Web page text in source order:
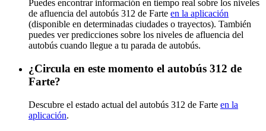
Puedes encontrar información en tiempo real sobre los niveles
de afluencia del autobús 312 de Farte en la aplicación
(disponible en determinadas ciudades o trayectos). También
puedes ver predicciones sobre los niveles de afluencia del
autobús cuando llegue a tu parada de autobús.
¿Circula en este momento el autobús 312 de
Farte?
Descubre el estado actual del autobús 312 de Farte en la
aplicación.